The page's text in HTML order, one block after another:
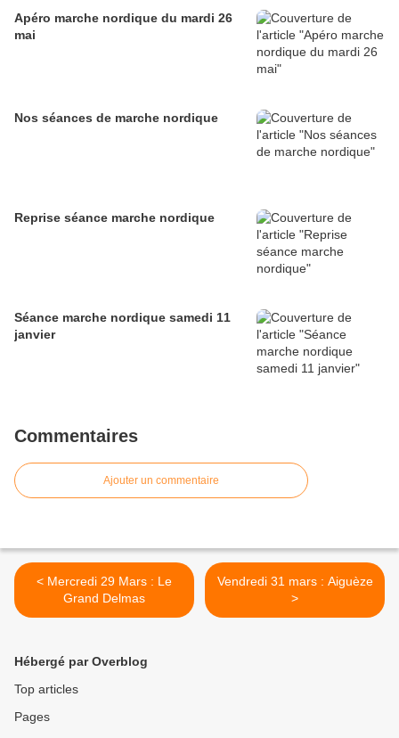
Apéro marche nordique du mardi 26
mai
Nos séances de marche nordique
Reprise séance marche nordique
Séance marche nordique samedi 11
janvier
Commentaires
Ajouter un commentaire
< Mercredi 29 Mars : Le
Grand Delmas
Vendredi 31 mars : Aiguèze
>
Hébergé par Overblog
Top articles
Pages